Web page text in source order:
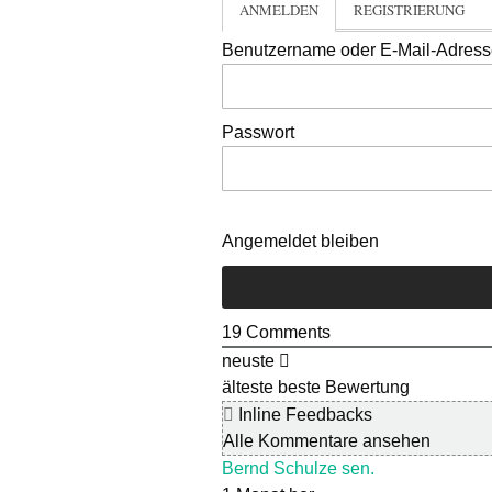
ANMELDEN REGISTRIERUNG
Benutzername oder E-Mail-
Passwort
Angemeldet bleiben
19 Comments
neuste
älteste beste Bewertung
Inline Feedbacks
Alle Kommentare ansehen
Bernd Schulze sen.